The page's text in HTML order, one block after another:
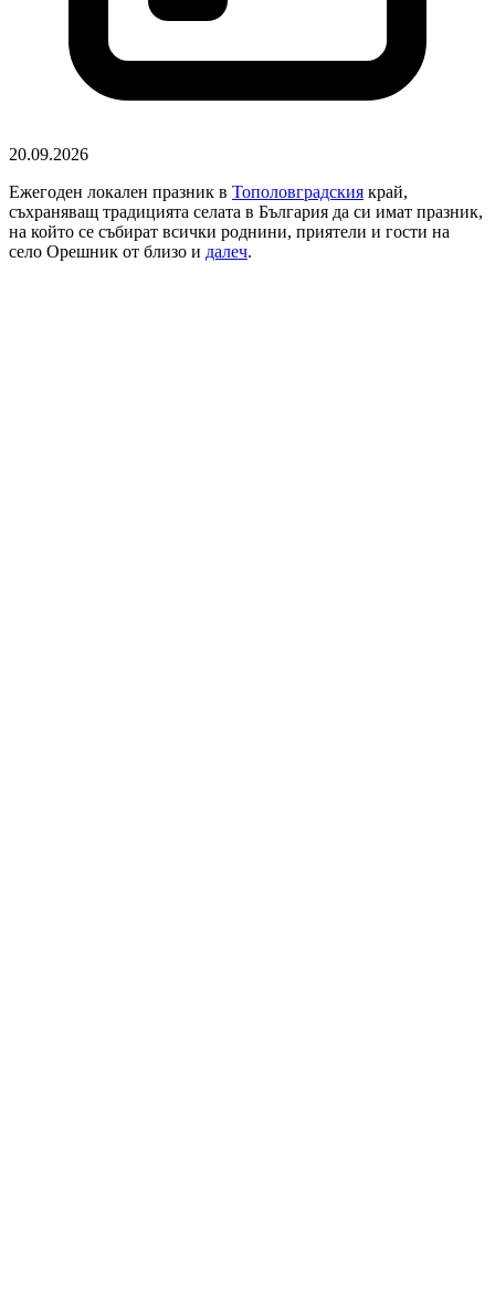
20.09.2026
Ежегоден локален празник в Тополовградския край,
съхраняващ традицията селата в България да си имат празник,
на който се събират всички роднини, приятели и гости на
село Орешник от близо и далеч.